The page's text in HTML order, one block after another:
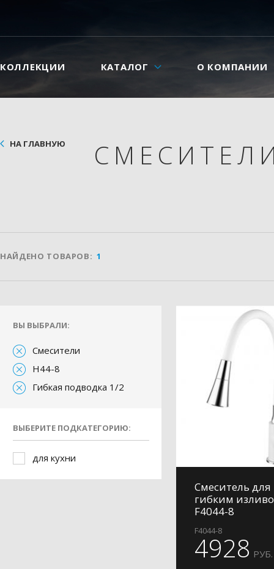
КОЛЛЕКЦИИ КАТАЛОГ О КОМПАНИИ
НА ГЛАВНУЮ
НАЙДЕНО ТОВАРОВ: 1
ВЫ ВЫБРАЛИ:
Смесители
H44-8
Гибкая подводка 1/2
ВЫБЕРИТЕ ПОДКАТЕГОРИЮ:
для кухни
Смеситель для
гибким
F4044-8
F4044-8
4928 РУБ.